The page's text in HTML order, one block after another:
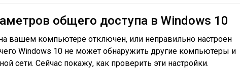
общего доступа в Windows 10
вашем компьютере отключен, или неправильно настроен
Windows 10 не может обнаружить другие компьютеры и
сети. Сейчас покажу, как проверить эти настройки.